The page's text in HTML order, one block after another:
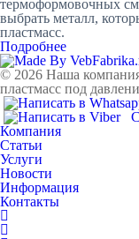
термоформовочных
выбрать металл,
пластмасс.
Подробнее
© 2026 Наша
пластмасс под
Компания
Статьи
Услуги
Новости
Информация
Контакты